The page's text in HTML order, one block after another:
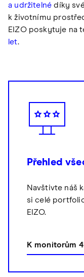
a udržitelné díky
k životnímu
EIZO poskytuje na
let.
Přehled
Navštivte náš
si celé
EIZO.
K monitorům